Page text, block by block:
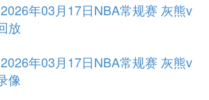
年03月17日NBA常规赛 灰熊v
放
年03月17日NBA常规赛 灰熊v
像